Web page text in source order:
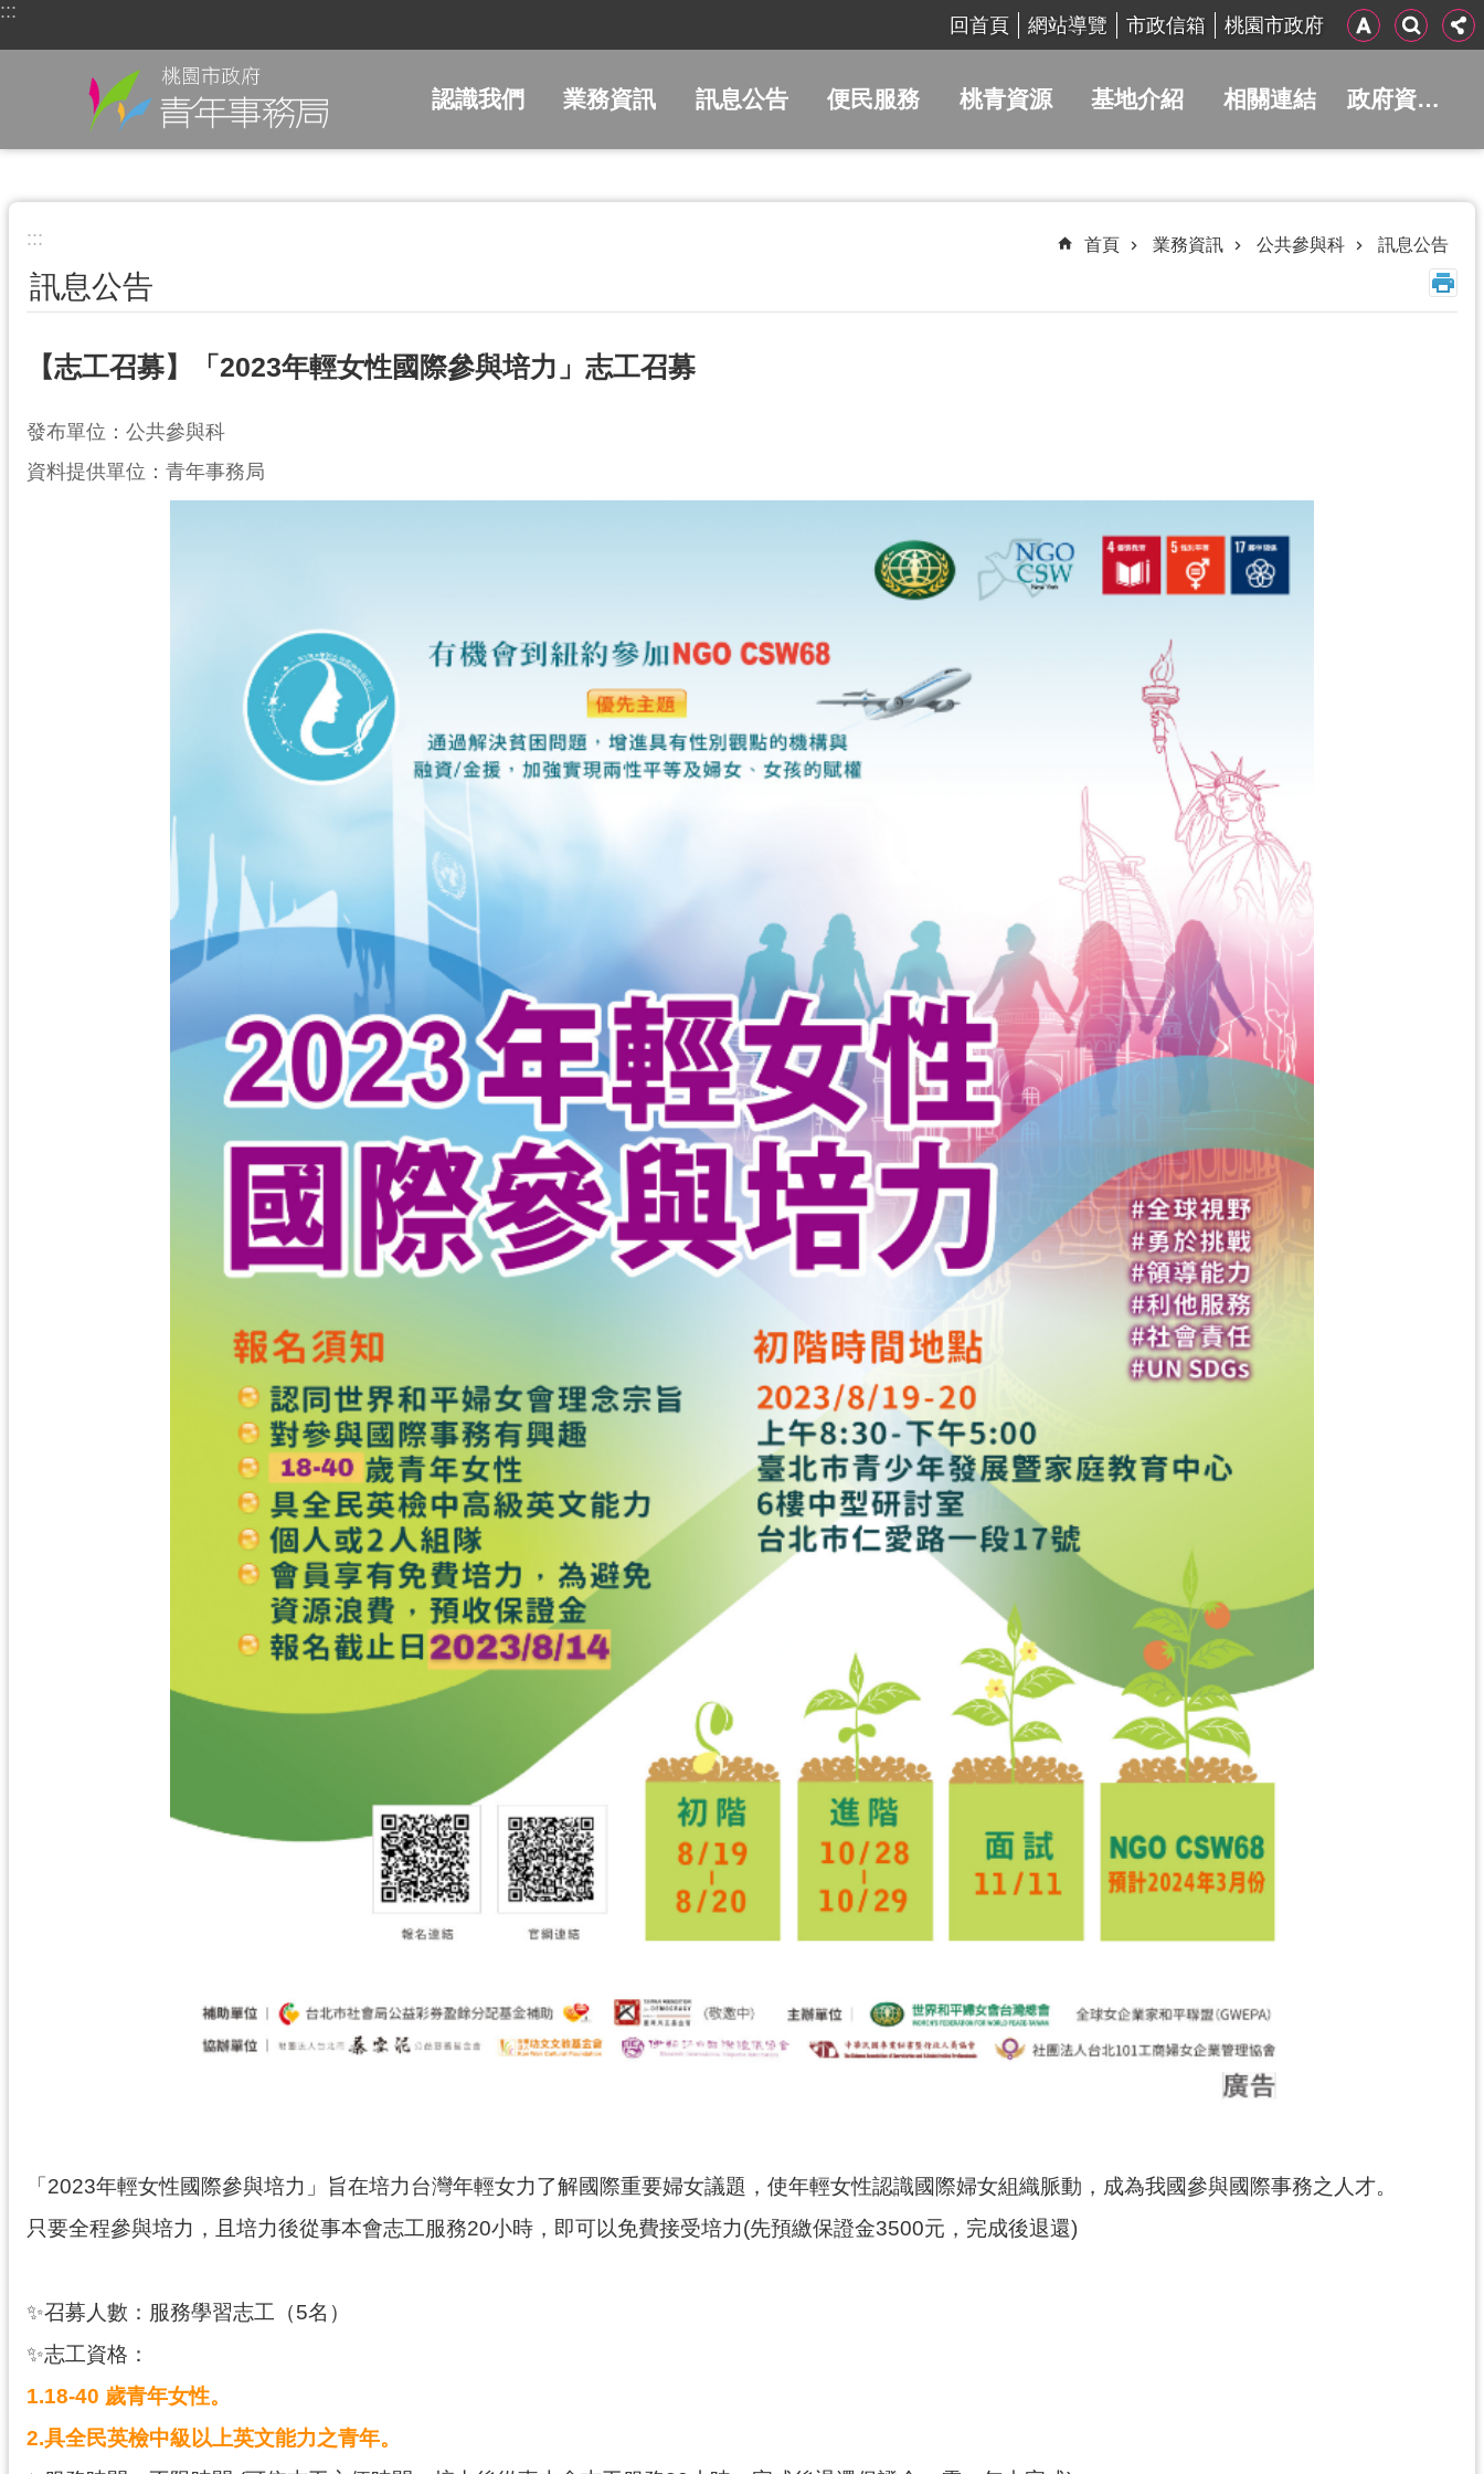
跳到主要內容區塊
:::
回首頁 網站導覽 市政信箱 桃園市政府
認識我們 業務資訊 訊息公告 便民服務 桃青資源 基地介紹 相關連結 政府資訊公開
::: 首頁 業務資訊 公共參與科 訊息公告
訊息公告
【志工召募】「2023年輕女性國際參與培力」志工召募
發布單位：公共參與科
資料提供單位：青年事務局
「2023年輕女性國際參與培力」旨在培力台灣年輕女力了解國際重要婦女議題，使年輕女性認識國際婦女組織脈動，成為我國參與國際事務之人才。
只要全程參與培力，且培力後從事本會志工服務20小時，即可以免費接受培力(先預繳保證金3500元，完成後退還)
✨召募人數：服務學習志工（5名）
✨志工資格：
1.18-40 歲青年女性。
2.具全民英檢中級以上英文能力之青年。